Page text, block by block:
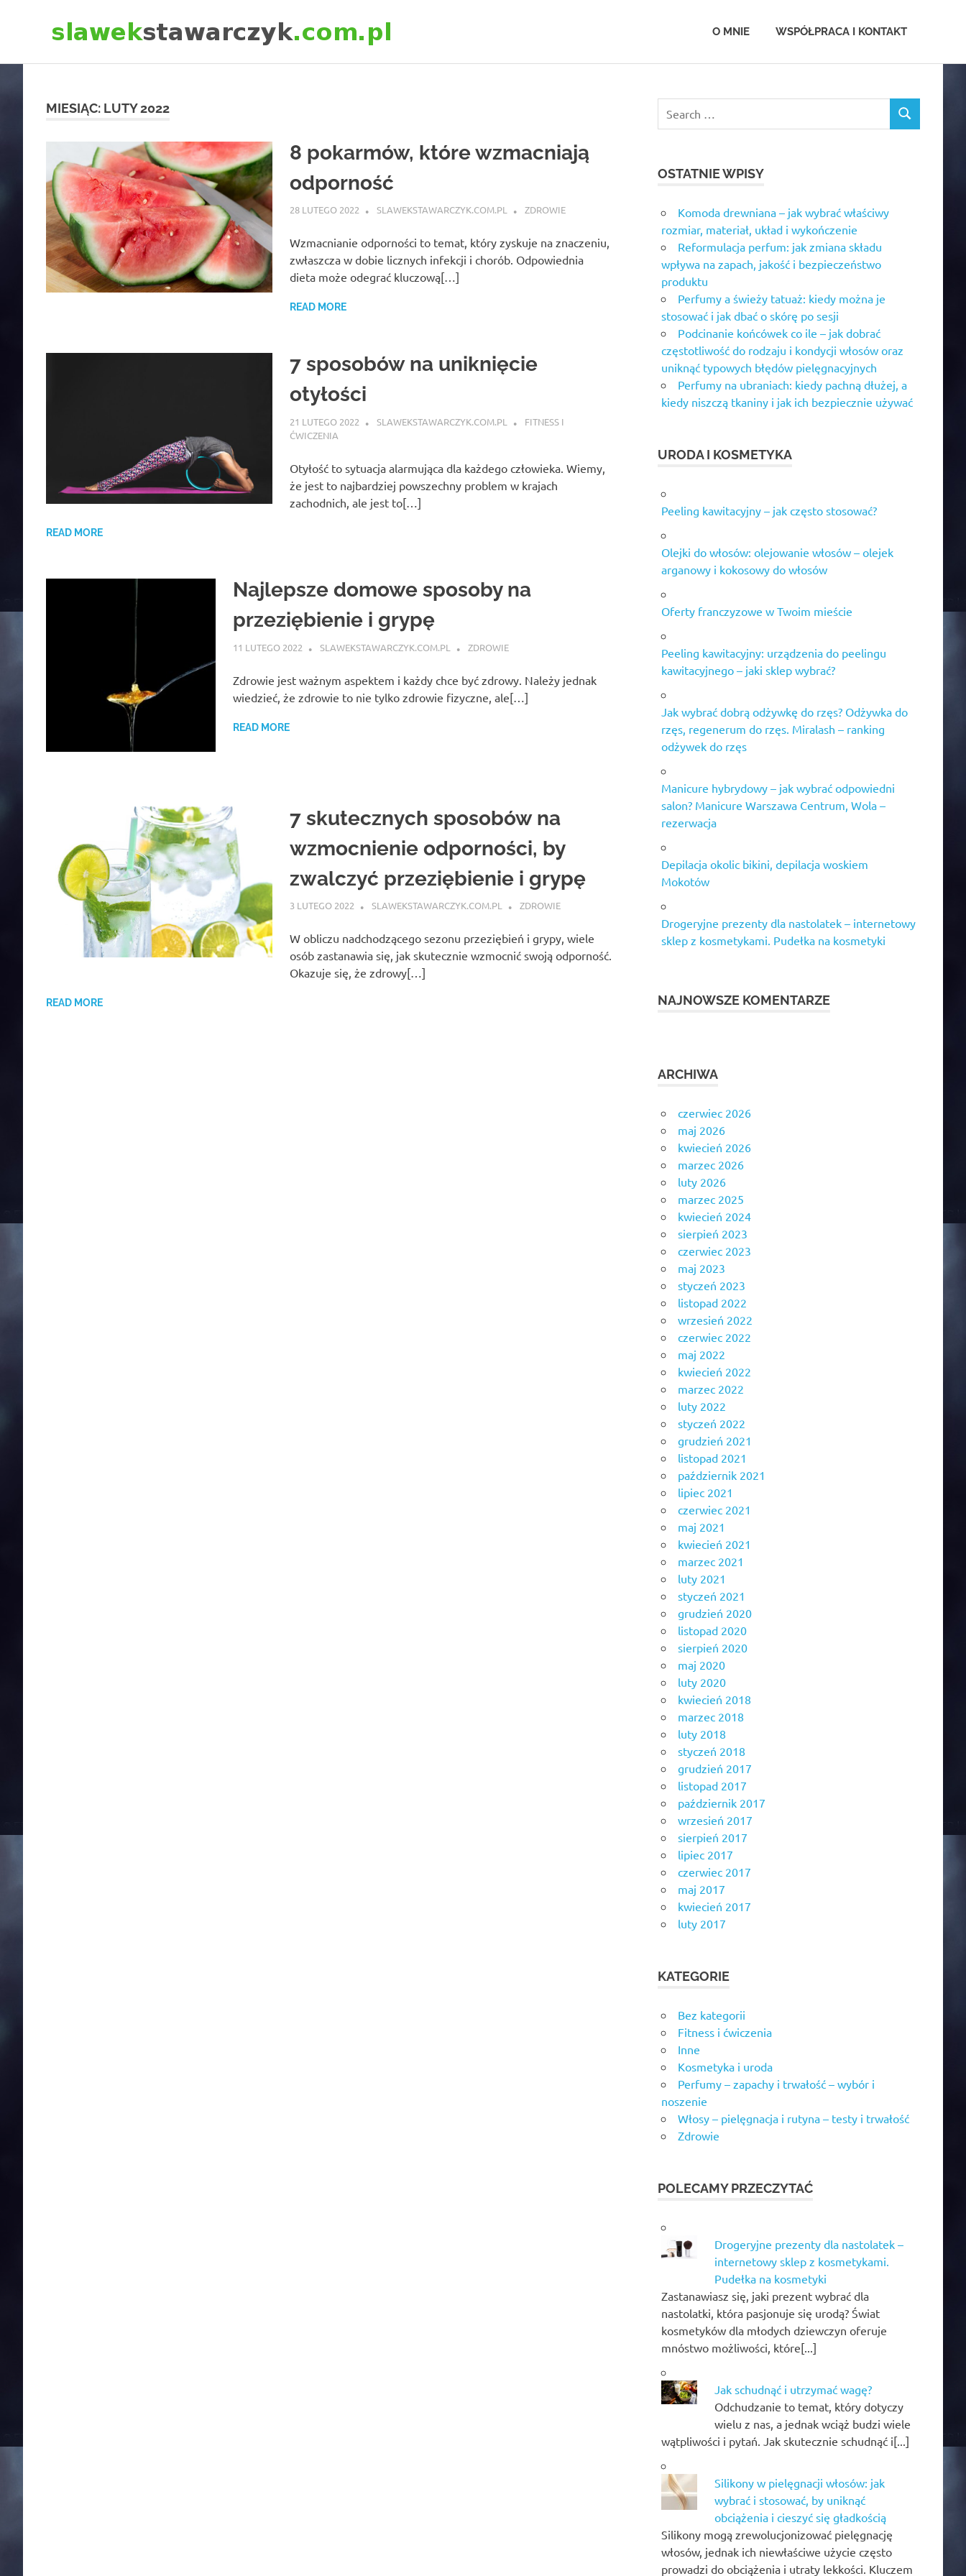
slawekstawarczyk.com.pl
O MNIE WSPÓŁPRACA I KONTAKT
MIESIĄC: LUTY 2022
8 pokarmów, które wzmacniają
odporność
28 LUTEGO 2022 SLAWEKSTAWARCZYK.COM.PL ZDROWIE
Wzmacnianie odporności to temat, który zyskuje na znaczeniu,
zwłaszcza w dobie licznych infekcji i chorób. Odpowiednia
dieta może odegrać kluczową[…]
READ MORE
7 sposobów na uniknięcie
otyłości
21 LUTEGO 2022 SLAWEKSTAWARCZYK.COM.PL
FITNESS I
ĆWICZENIA
Otyłość to sytuacja alarmująca dla każdego człowieka. Wiemy,
że jest to najbardziej powszechny problem w krajach
zachodnich, ale jest to[…]
READ MORE
Najlepsze domowe sposoby na
przeziębienie i grypę
11 LUTEGO 2022 SLAWEKSTAWARCZYK.COM.PL ZDROWIE
Zdrowie jest ważnym aspektem i każdy chce być zdrowy. Należy jednak
wiedzieć, że zdrowie to nie tylko zdrowie fizyczne, ale[…]
READ MORE
7 skutecznych sposobów na
wzmocnienie odporności, by
zwalczyć przeziębienie i grypę
3 LUTEGO 2022 SLAWEKSTAWARCZYK.COM.PL ZDROWIE
W obliczu nadchodzącego sezonu przeziębień i grypy, wiele
osób zastanawia się, jak skutecznie wzmocnić swoją odporność.
Okazuje się, że zdrowy[…]
READ MORE
OSTATNIE WPISY
Komoda drewniana – jak wybrać właściwy
rozmiar, materiał, układ i wykończenie
Reformulacja perfum: jak zmiana składu
wpływa na zapach, jakość i bezpieczeństwo
produktu
Perfumy a świeży tatuaż: kiedy można je
stosować i jak dbać o skórę po sesji
Podcinanie końcówek co ile – jak dobrać
częstotliwość do rodzaju i kondycji włosów oraz
uniknąć typowych błędów pielęgnacyjnych
Perfumy na ubraniach: kiedy pachną dłużej, a
kiedy niszczą tkaniny i jak ich bezpiecznie używać
URODA I KOSMETYKA
Peeling kawitacyjny – jak często stosować?
Olejki do włosów: olejowanie włosów – olejek
arganowy i kokosowy do włosów
Oferty franczyzowe w Twoim mieście
Peeling kawitacyjny: urządzenia do peelingu
kawitacyjnego – jaki sklep wybrać?
Jak wybrać dobrą odżywkę do rzęs? Odżywka do
rzęs, regenerum do rzęs. Miralash – ranking
odżywek do rzęs
Manicure hybrydowy – jak wybrać odpowiedni
salon? Manicure Warszawa Centrum, Wola –
rezerwacja
Depilacja okolic bikini, depilacja woskiem
Mokotów
Drogeryjne prezenty dla nastolatek – internetowy
sklep z kosmetykami. Pudełka na kosmetyki
NAJNOWSZE KOMENTARZE
ARCHIWA
czerwiec 2026
maj 2026
kwiecień 2026
marzec 2026
luty 2026
marzec 2025
kwiecień 2024
sierpień 2023
czerwiec 2023
maj 2023
styczeń 2023
listopad 2022
wrzesień 2022
czerwiec 2022
maj 2022
kwiecień 2022
marzec 2022
luty 2022
styczeń 2022
grudzień 2021
listopad 2021
październik 2021
lipiec 2021
czerwiec 2021
maj 2021
kwiecień 2021
marzec 2021
luty 2021
styczeń 2021
grudzień 2020
listopad 2020
sierpień 2020
maj 2020
luty 2020
kwiecień 2018
marzec 2018
luty 2018
styczeń 2018
grudzień 2017
listopad 2017
październik 2017
wrzesień 2017
sierpień 2017
lipiec 2017
czerwiec 2017
maj 2017
kwiecień 2017
luty 2017
KATEGORIE
Bez kategorii
Fitness i ćwiczenia
Inne
Kosmetyka i uroda
Perfumy – zapachy i trwałość – wybór i
noszenie
Włosy – pielęgnacja i rutyna – testy i trwałość
Zdrowie
POLECAMY PRZECZYTAĆ
Drogeryjne prezenty dla nastolatek –
internetowy sklep z kosmetykami.
Pudełka na kosmetyki
Zastanawiasz się, jaki prezent wybrać dla
nastolatki, która pasjonuje się urodą? Świat
kosmetyków dla młodych dziewczyn oferuje
mnóstwo możliwości, które[...]
Jak schudnąć i utrzymać wagę?
Odchudzanie to temat, który dotyczy
wielu z nas, a jednak wciąż budzi wiele
wątpliwości i pytań. Jak skutecznie schudnąć i[...]
Silikony w pielęgnacji włosów: jak
wybrać i stosować, by uniknąć
obciążenia i cieszyć się gładkością
Silikony mogą zrewolucjonizować pielęgnację
włosów, jednak ich niewłaściwe użycie często
prowadzi do obciążenia i utraty lekkości. Kluczem